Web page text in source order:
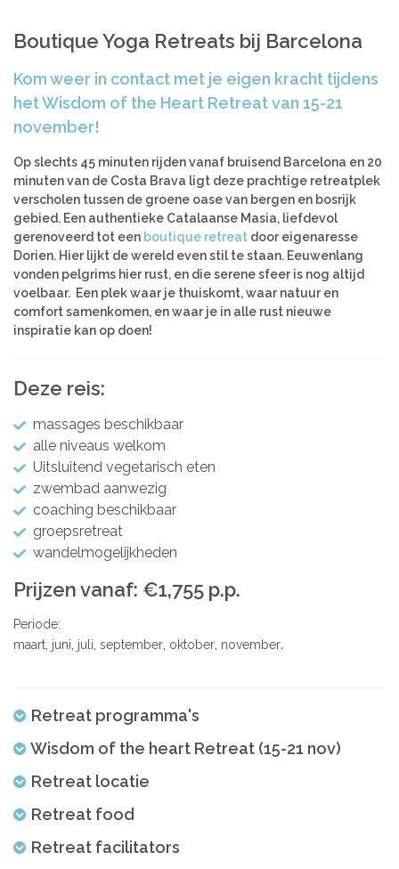
Workshops
Alle retreats
India
Nepal
Sri Lanka
Afrika
Kenia
Marokko
Tanzania
Amerika
Brazilië
Boutique Yoga Retreats bij Barcelona
Kom weer in contact met je eigen kracht tijdens
het Wisdom of the Heart Retreat van 15-21
november!
Op slechts 45 minuten rijden vanaf bruisend Barcelona en 20
minuten van de Costa Brava ligt deze prachtige retreatplek
verscholen tussen de groene oase van bergen en bosrijk
gebied. Een authentieke Catalaanse Masia, liefdevol
gerenoveerd tot een boutique retreat door eigenaresse
Dorien. Hier lijkt de wereld even stil te staan. Eeuwenlang
vonden pelgrims hier rust, en die serene sfeer is nog altijd
voelbaar. Een plek waar je thuiskomt, waar natuur en
comfort samenkomen, en waar je in alle rust nieuwe
inspiratie kan op doen!
Deze reis:
massages beschikbaar
alle niveaus welkom
Uitsluitend vegetarisch eten
zwembad aanwezig
coaching beschikbaar
groepsretreat
wandelmogelijkheden
Prijzen vanaf: €1,755 p.p.
Periode:
maart juni juli september oktober november
Retreat programma's
Wisdom of the heart Retreat (15-21 nov)
Retreat locatie
Retreat food
Retreat facilitators